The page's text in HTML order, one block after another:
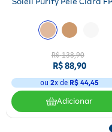
Modo de Usar
Aplique uma quantidade
30 minutos antes da
sempre que houver
com toalha. Uso diário
efeito uniforme.
Especificações
R$ 138,90
R$88,90
ou 2x de R$ 44,45
Adicionar